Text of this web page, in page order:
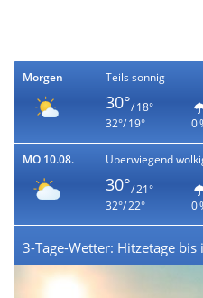
Morgen Teils sonnig
30°/ 18°
32°/ 19°
0
MO 10.08. Überwiegend
30°/ 21°
32°/ 22°
0
3-Tage-Wetter: Hitzetage